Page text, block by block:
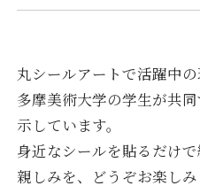
丸シールアートで活躍中
多摩美術大学の学生が共
示しています。
身近なシールを貼るだけ
親しみを、どうぞお楽しみ